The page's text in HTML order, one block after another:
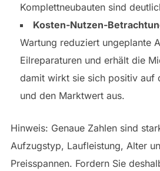
Komplettneubauten sind
Kosten-Nutzen-
Wartung reduziert ungeplante
Eilreparaturen und erhält die
damit wirkt sie sich positiv auf
und den Marktwert aus.
Hinweis: Genaue Zahlen sind
Aufzugstyp, Laufleistung, Alter
Preisspannen. Fordern Sie